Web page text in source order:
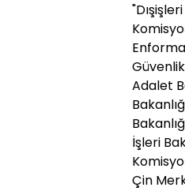
Adalet
İşleri
Çin